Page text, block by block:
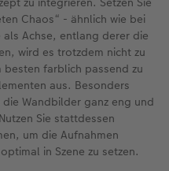
Chaos“ - ähnlich wie bei
als Achse, entlang derer die
wird es trotzdem nicht zu
besten farblich passend zu
aus. Besonders
Wandbilder ganz eng und
Sie stattdessen
um die Aufnahmen
in Szene zu setzen.